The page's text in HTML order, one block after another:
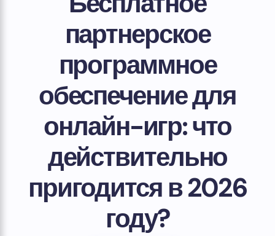
партнерское
программное
обеспечение для
онлайн-игр: что
действительно
пригодится в 2026
году?